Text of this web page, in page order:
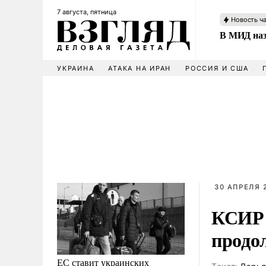
7 августа, пятница
Новость
В МИД
УКРАИНА АТАКА НА ИРАН РОССИЯ И США
ЕС ставит украинских
30 АПРЕЛЯ
КСИР